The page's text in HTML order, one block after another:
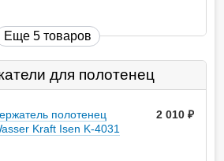
Еще 5 товаров
для полотенец
полотенец
Kraft Isen K-4031
2 010